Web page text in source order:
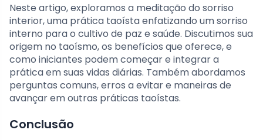
Neste artigo, exploramos a meditação do sorriso
interior, uma prática taoísta enfatizando um sorriso
interno para o cultivo de paz e saúde. Discutimos sua
origem no taoísmo, os benefícios que oferece, e
como iniciantes podem começar e integrar a
prática em suas vidas diárias. Também abordamos
perguntas comuns, erros a evitar e maneiras de
avançar em outras práticas taoístas.
Conclusão